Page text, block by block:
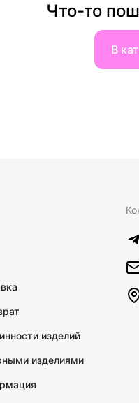
Что-то
В
изделий
изделиями